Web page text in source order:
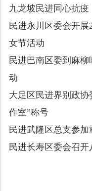
九龙坡民进同心抗疫
民进永川区委会开展
女节活动
民进巴南区委到麻
动
大足区民进界别政
作室”称号
民进武隆区总支参
民进长寿区委会召